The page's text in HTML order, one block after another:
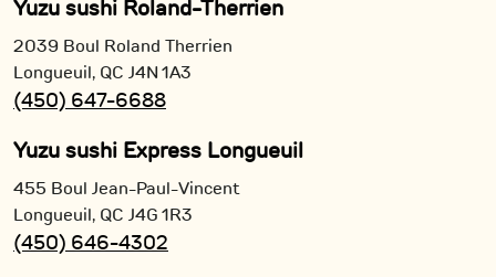
Yuzu sushi Roland-Therrien
2039 Boul Roland Therrien
Longueuil, QC J4N 1A3
(450) 647-6688
Yuzu sushi Express Longueuil
455 Boul Jean-Paul-Vincent
Longueuil, QC J4G 1R3
(450) 646-4302